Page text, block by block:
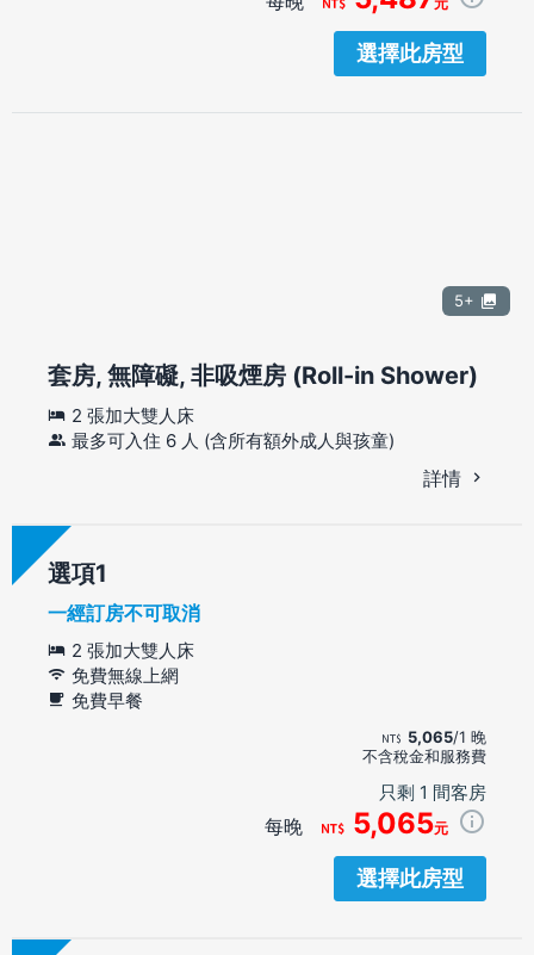
選擇此房型
5+
套房, 無障礙, 非吸煙房 (Roll-in Shower)
2 張加大雙人床
最多可入住 6 人 (含所有額外成人與孩童)
詳情
選項
一經訂房不可取消
2 張加大雙人床
免費無線上網
免費早餐
5,065/1 晚
不含稅金和服務費
只剩 1 間客房
每晚 5,065元
選擇此房型